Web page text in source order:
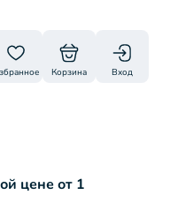
Корзина Вход
цене от 1